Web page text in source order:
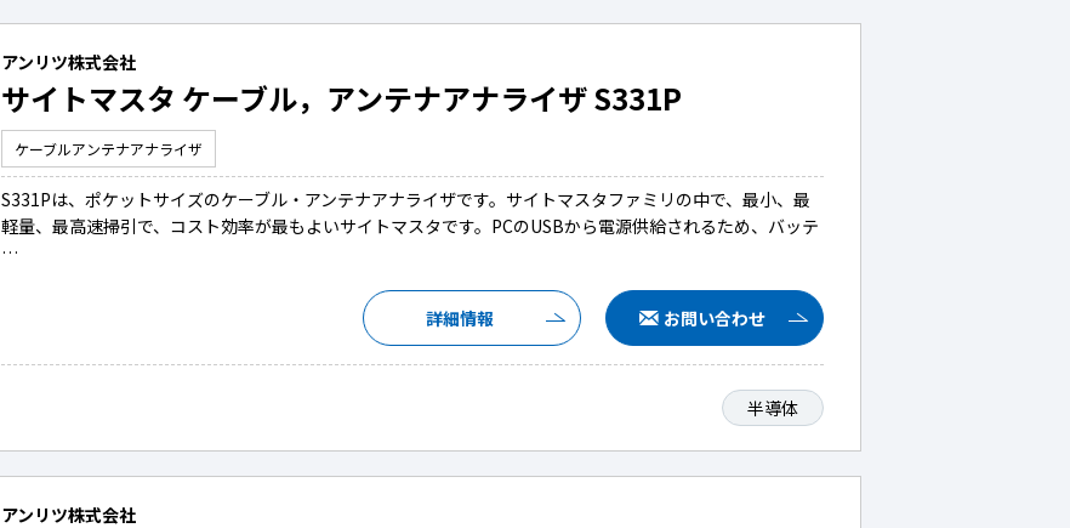
アンリツ株式会社
サイトマスタ ケーブル，アンテナアナライザ S331P
ケーブルアンテナアナライザ
S331Pは、ポケットサイズのケーブル・アンテナアナライザです。サイトマスタファミリの中で、最小、最
軽量、最高速掃引で、コスト効率が最もよいサイトマスタです。PCのUSBから電源供給されるため、バッテ
…
詳細情報 お問い合わせ
半導体
アンリツ株式会社